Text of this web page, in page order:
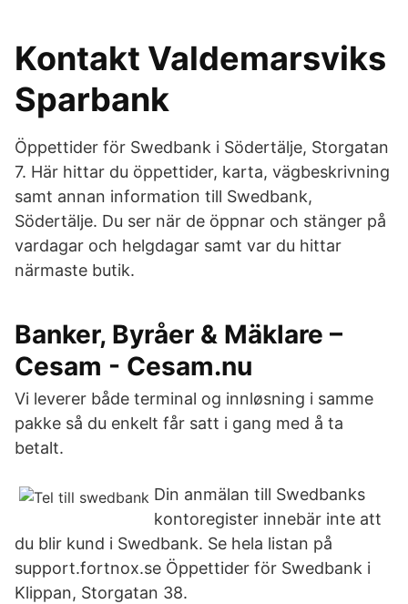
Kontakt Valdemarsviks
Sparbank
Öppettider för Swedbank i Södertälje, Storgatan
7. Här hittar du öppettider, karta, vägbeskrivning
samt annan information till Swedbank,
Södertälje. Du ser när de öppnar och stänger på
vardagar och helgdagar samt var du hittar
närmaste butik.
Banker, Byråer & Mäklare –
Cesam - Cesam.nu
Vi leverer både terminal og innløsning i samme
pakke så du enkelt får satt i gang med å ta
betalt.
Din anmälan till Swedbanks
kontoregister innebär inte att
du blir kund i Swedbank. Se hela listan på
support.fortnox.se Öppettider för Swedbank i
Klippan, Storgatan 38.